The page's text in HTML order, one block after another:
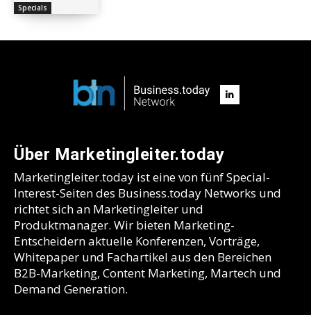
Specials
Über Marketingleiter.today
Marketingleiter.today ist eine von fünf Special-
Interest-Seiten des Business.today Networks und
richtet sich an Marketingleiter und
Produktmanager. Wir bieten Marketing-
Entscheidern aktuelle Konferenzen, Vorträge,
Whitepaper und Fachartikel aus den Bereichen
B2B-Marketing, Content Marketing, Martech und
Demand Generation.